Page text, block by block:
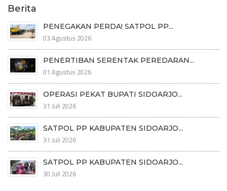
Berita
PENEGAKAN PERDA! SATPOL PP...
03 Agustus 2026
PENERTIBAN SERENTAK PEREDARAN...
01 Agustus 2026
OPERASI PEKAT BUPATI SIDOARJO...
31 Juli 2026
SATPOL PP KABUPATEN SIDOARJO...
31 Juli 2026
SATPOL PP KABUPATEN SIDOARJO...
30 Juli 2026